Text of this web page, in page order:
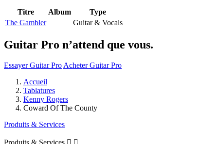
Titre Album
Type
The Gambler
Guitar & Vocals
Guitar Pro n’attend que vous.
Essayer Guitar Pro Acheter Guitar Pro
Accueil
Tablatures
Kenny Rogers
Coward Of The County
Produits & Services
Produits & Services  